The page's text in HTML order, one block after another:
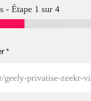
- Étape 1 sur 4
*